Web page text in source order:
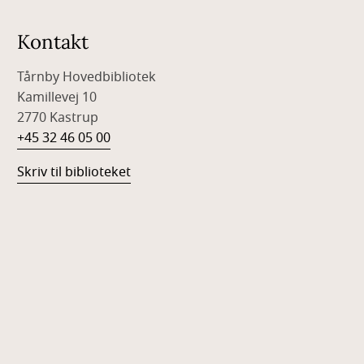
Kontakt
Tårnby Hovedbibliotek
Kamillevej 10
2770 Kastrup
+45 32 46 05 00
Skriv til biblioteket